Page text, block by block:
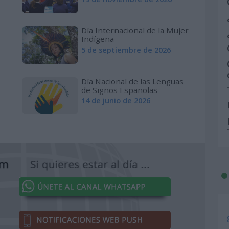
Día Internacional de la Mujer
Indígena
5 de septiembre de 2026
Día Nacional de las Lenguas
de Signos Españolas
14 de junio de 2026